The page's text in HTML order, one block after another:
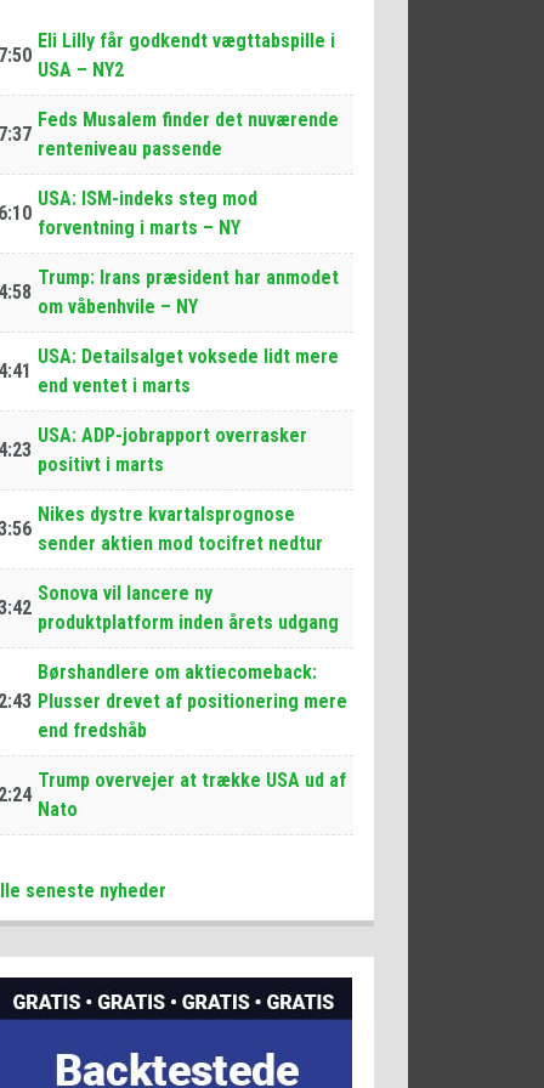
Eli Lilly får godkendt vægttabspille i
USA – NY2
Feds Musalem finder det nuværende
renteniveau passende
USA: ISM-indeks steg mod
forventning i marts – NY
Trump: Irans præsident har anmodet
om våbenhvile – NY
USA: Detailsalget voksede lidt mere
end ventet i marts
USA: ADP-jobrapport overrasker
positivt i marts
Nikes dystre kvartalsprognose
sender aktien mod tocifret nedtur
Sonova vil lancere ny
produktplatform inden årets udgang
Børshandlere om aktiecomeback:
Plusser drevet af positionering mere
end fredshåb
Trump overvejer at trække USA ud af
Nato
seneste nyheder